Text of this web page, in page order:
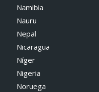
Namibia
Nauru
Nepal
Nicaragua
Níger
Nigeria
Noruega